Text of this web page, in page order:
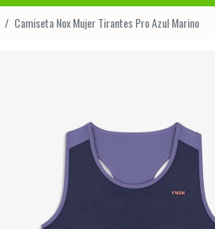
Camiseta Nox Mujer Tirantes Pro Azul Marino